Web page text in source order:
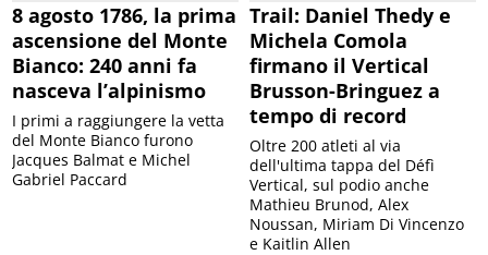
8 agosto 1786, la prima
ascensione del Monte
Bianco: 240 anni fa
nasceva l’alpinismo
I primi a raggiungere la vetta
del Monte Bianco furono
Jacques Balmat e Michel
Gabriel Paccard
Trail: Daniel Thedy e
Michela Comola
firmano il Vertical
Brusson-Bringuez a
tempo di record
Oltre 200 atleti al via
dell'ultima tappa del Défì
Vertical, sul podio anche
Mathieu Brunod, Alex
Noussan, Miriam Di Vincenzo
e Kaitlin Allen